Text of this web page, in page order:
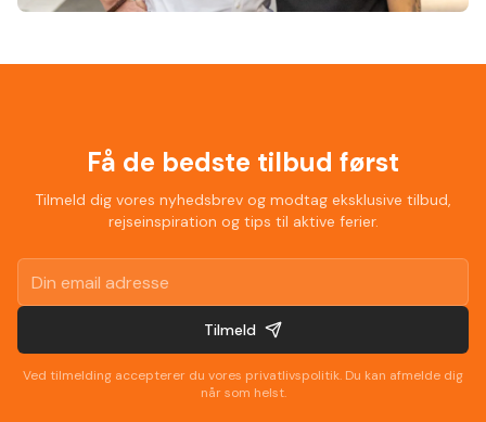
Få de bedste tilbud først
Tilmeld dig vores nyhedsbrev og modtag eksklusive tilbud,
rejseinspiration og tips til aktive ferier.
Tilmeld
Ved tilmelding accepterer du vores privatlivspolitik. Du kan afmelde dig
når som helst.